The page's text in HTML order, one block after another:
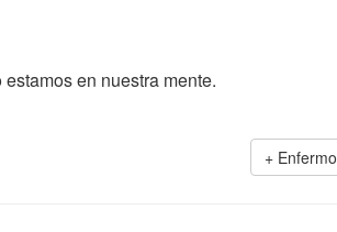
en nuestra mente.
Enfermo